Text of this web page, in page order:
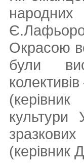
народних
Окрасою
були
культури
(керівник